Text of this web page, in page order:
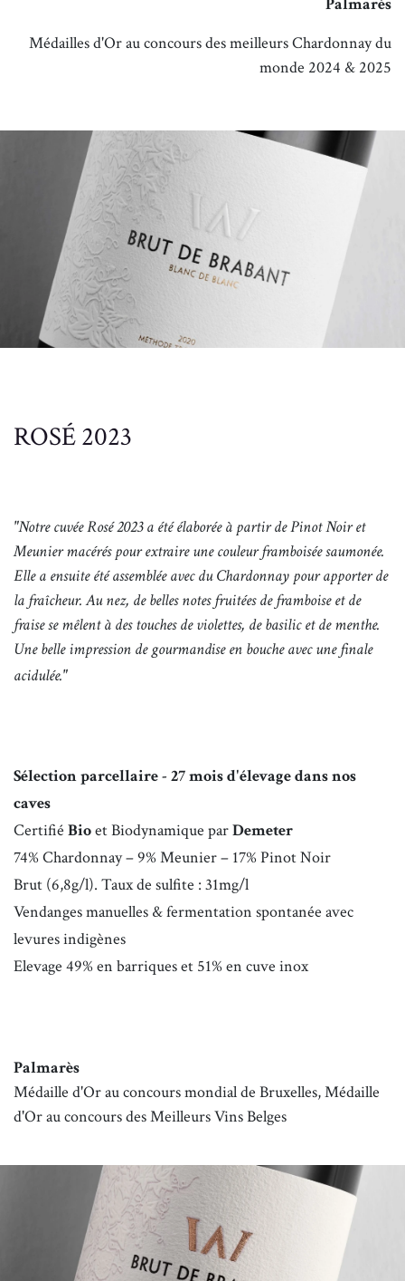
Médailles d'Or au concours des meilleurs Chardonnay du
monde 2024 & 2025
ROSÉ 2023
"Notre cuvée Rosé 2023 a été élaborée à partir de Pinot Noir et
Meunier macérés pour extraire une couleur framboisée saumonée.
Elle a ensuite été assemblée avec du Chardonnay pour apporter de
la fraîcheur. Au nez, de belles notes fruitées de framboise et de
fraise se mêlent à des touches de violettes, de basilic et de menthe.
Une belle impression de gourmandise en bouche avec une finale
acidulée."
Sélection parcellaire - 27 mois d'élevage dans nos
caves
Certifié Bioet Biodynamique parDemeter
74% Chardonnay – 9% Meunier – 17% Pinot Noir
Brut (6,8g/l). Taux de sulfite : 31mg/l
Vendanges manuelles & fermentation spontanée avec
levures indigènes
Elevage 49% en barriques et 51% en cuve inox
Palmarès
Médaille d'Or au concours mondial de Bruxelles, Médaille
d'Or au concours des Meilleurs Vins Belges